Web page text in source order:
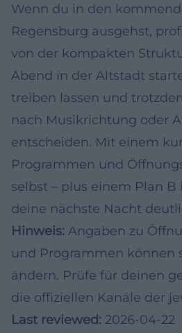
Wenn du in den
Regensburg ausgehst,
von der kompakten
Abend in der Altstadt
treiben lassen und
nach Musikrichtung oder
entscheiden. Mit einem
Programmen und
selbst – plus einem Plan B
deine nächste Nacht
Hinweis: Angaben zu
und Programmen können
ändern. Prüfe für deinen
die offiziellen Kanäle der
Last reviewed: 2026-04-22